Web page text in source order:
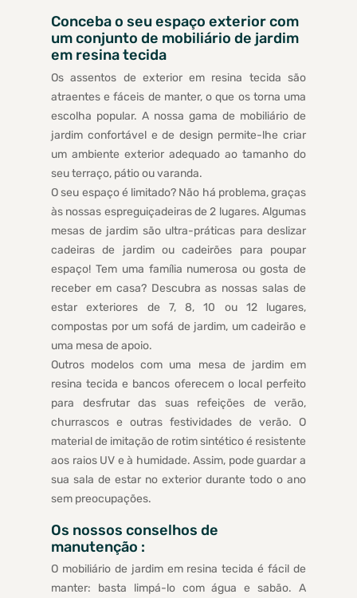
Conceba o seu espaço exterior com
um conjunto de mobiliário de jardim
em resina tecida
Os assentos de exterior em resina tecida são
atraentes e fáceis de manter, o que os torna uma
escolha popular. A nossa gama de mobiliário de
jardim confortável e de design permite-lhe criar
um ambiente exterior adequado ao tamanho do
seu terraço, pátio ou varanda.
O seu espaço é limitado? Não há problema, graças
às nossas espreguiçadeiras de 2 lugares. Algumas
mesas de jardim são ultra-práticas para deslizar
cadeiras de jardim ou cadeirões para poupar
espaço! Tem uma família numerosa ou gosta de
receber em casa? Descubra as nossas salas de
estar exteriores de 7, 8, 10 ou 12 lugares,
compostas por um sofá de jardim, um cadeirão e
uma mesa de apoio.
Outros modelos com uma mesa de jardim em
resina tecida e bancos oferecem o local perfeito
para desfrutar das suas refeições de verão,
churrascos e outras festividades de verão. O
material de imitação de rotim sintético é resistente
aos raios UV e à humidade. Assim, pode guardar a
sua sala de estar no exterior durante todo o ano
sem preocupações.
Os nossos conselhos de
manutenção :
O mobiliário de jardim em resina tecida é fácil de
manter: basta limpá-lo com água e sabão. A